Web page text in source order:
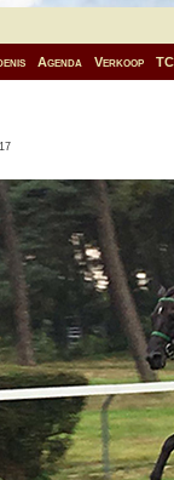
Agenda Verkoop